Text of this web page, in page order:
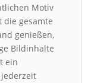
Motiv
die gesamte
genießen,
Bildinhalte
ein